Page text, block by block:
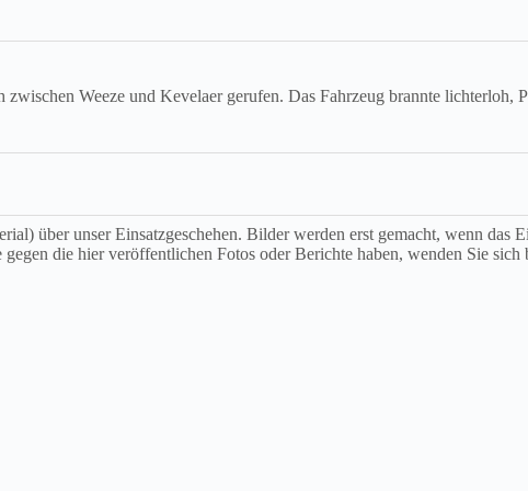
Weeze und Kevelaer gerufen. Das Fahrzeug brannte lichterloh,
über unser Einsatzgeschehen. Bilder werden erst gemacht, wenn das
die hier veröffentlichen Fotos oder Berichte haben, wenden Sie sich